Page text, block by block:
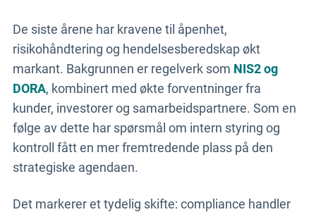
De siste årene har kravene til åpenhet,
risikohåndtering og hendelsesberedskap økt
markant. Bakgrunnen er regelverk som NIS2 og
DORA, kombinert med økte forventninger fra
kunder, investorer og samarbeidspartnere. Som en
følge av dette har spørsmål om intern styring og
kontroll fått en mer fremtredende plass på den
strategiske agendaen.
Det markerer et tydelig skifte: compliance handler